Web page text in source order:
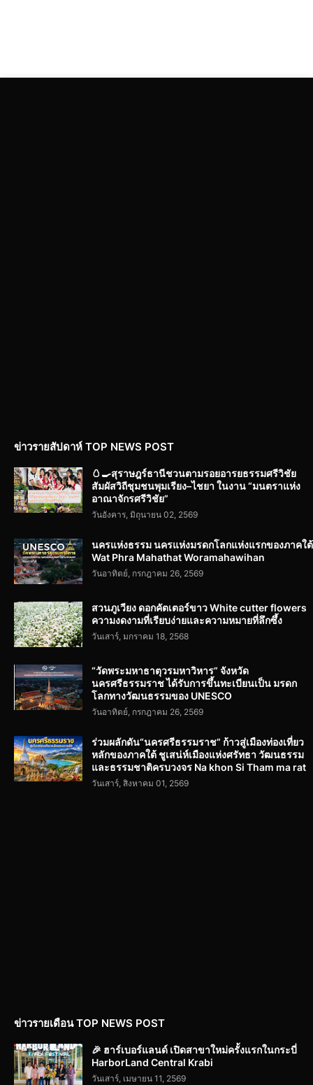
ข่าวรายสัปดาห์ TOP NEWS POST
🥚🍳สุราษฎร์ธานีชวนตามรอยอารยธรรมศรีวิชัย
สัมผัสวิถีชุมชนพุมเรียง–ไชยา ในงาน “มนตราแห่ง
อาณาจักรศรีวิชัย”
วันอังคาร, มิถุนายน 02, 2569
นครแห่งธรรม นครแห่งมรดกโลกแห่งแรกของภาคใต้
Wat Phra Mahathat Woramahawihan
วันอาทิตย์, กรกฎาคม 26, 2569
สวนภูเวียง ดอกคัตเตอร์ขาว White cutter flowers
ความงดงามที่เรียบง่ายและความหมายที่ลึกซึ้ง
วันเสาร์, มกราคม 18, 2568
“วัดพระมหาธาตุวรมหาวิหาร” จังหวัด
นครศรีธรรมราช ได้รับการขึ้นทะเบียนเป็น มรดก
โลกทางวัฒนธรรมของ UNESCO
วันอาทิตย์, กรกฎาคม 26, 2569
ร่วมผลักดัน“นครศรีธรรมราช” ก้าวสู่เมืองท่องเที่ยว
หลักของภาคใต้ ชูเสน่ห์เมืองแห่งศรัทธา วัฒนธรรม
และธรรมชาติครบวงจร Na khon Si Tham ma rat
วันเสาร์, สิงหาคม 01, 2569
ข่าวรายเดือน TOP NEWS POST
🎉 ฮาร์เบอร์แลนด์ เปิดสาขาใหม่ครั้งแรกในกระบี่
HarborLand Central Krabi
วันเสาร์, เมษายน 11, 2569